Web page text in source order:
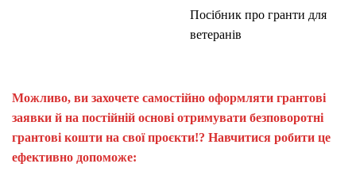
Посібник про гранти для
ветеранів
Можливо, ви захочете самостійно оформляти грантові
заявки й на постійній основі отримувати безповоротні
грантові кошти на свої проєкти!? Навчитися робити це
ефективно допоможе: